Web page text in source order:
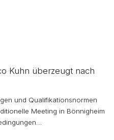
Kuhn überzeugt nach
und Qualifikationsnormen
Meeting in Bönnigheim